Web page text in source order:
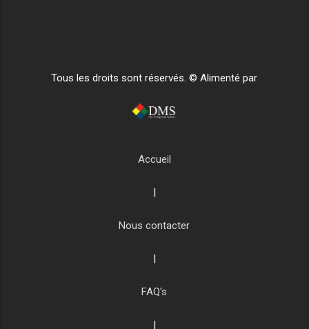
Tous les droits sont réservés. © Alimenté par
Accueil
Nous contacter
FAQ's